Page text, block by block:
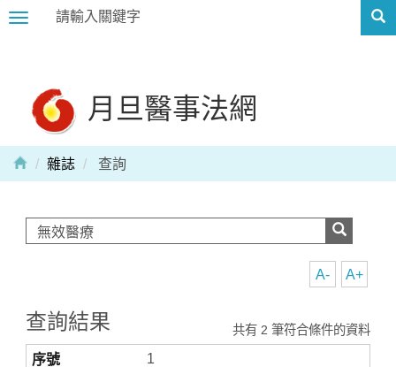
Toggle
月旦醫事法網
雜誌 查詢
A+
A-
查詢結果 共有 2 筆符合條件的資料
1